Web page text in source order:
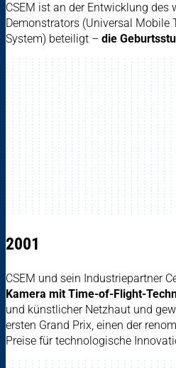
CSEM ist an der Entwicklung des
Demonstrators (Universal Mobile
System) beteiligt – die
2001
CSEM und sein Industriepartner
Kamera mit Time-of-Flight-
und künstlicher Netzhaut und
ersten Grand Prix, einen der
Preise für technologische